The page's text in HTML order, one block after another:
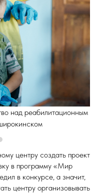
над реабилитационным
центру создать проект
в программу «Мир
в конкурсе, а значит,
центру организовывать